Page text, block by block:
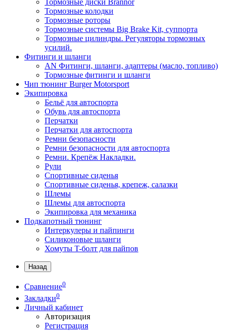
Тормозные диски Brannor
Тормозные колодки
Тормозные роторы
Тормозные системы Big Brake Kit, суппорта
Тормозные цилиндры. Регуляторы тормозных
усилий.
Фитинги и шланги
AN Фитинги, шланги, адаптеры (масло, топливо)
Тормозные фитинги и шланги
Чип тюнинг Burger Motorsport
Экипировка
Бельё для автоспорта
Обувь для автоспорта
Перчатки
Перчатки для автоспорта
Ремни безопасности
Ремни безопасности для автоспорта
Ремни. Крепёж Накладки.
Рули
Спортивные сиденья
Спортивные сиденья, крепеж, салазки
Шлемы
Шлемы для автоспорта
Экипировка для механика
Подкапотный тюнинг
Интеркулеры и пайпинги
Силиконовые шланги
Хомуты T-болт для пайпов
Назад
Сравнение0
Закладки0
Личный кабинет
Авторизация
Регистрация